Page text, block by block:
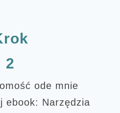
2
ode mnie
ebook: Narzędzia